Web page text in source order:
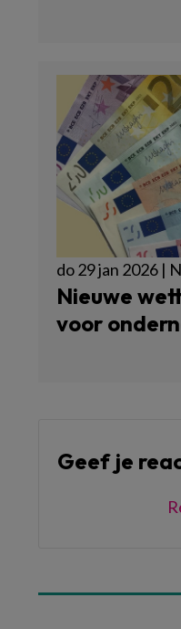
do 29 jan 2026 |
Nieuwe
voor
Geef je